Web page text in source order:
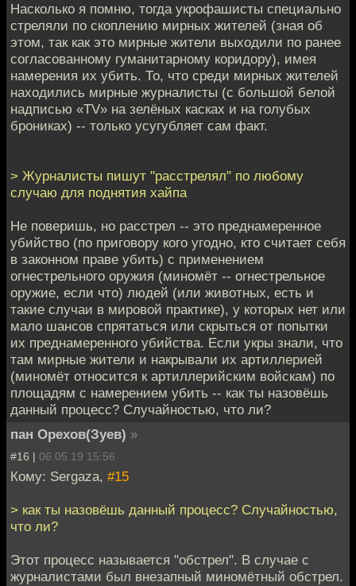
Насколько я помню, тогда укрофашисты специально
стреляли по скоплению мирных жителей (зная об
этом, так как это мирные жители выходили по ранее
согласованному гуманитарному коридору), имея
намерения их убить. То, что среди мирных жителей
находились мирные журналисты (с большой белой
надписью «TV» на зелёных касках и на голубых
брониках) -- только усугубляет сам факт.
> Журналисты пишут "расстрелял" по любому
случаю для поднятия хайпа
Не поверишь, но расстрел -- это преднамеренное
убийство (по приговору кого угодно, кто считает себя
в законном праве убить) с применением
огнестрельного оружия (миномёт -- огнестрельное
оружие, если что) людей (или животных, есть и
такие случаи в мировой практике), у которых нет или
мало шансов спрятаться или скрыться от попытки
их преднамеренного убийства. Если укры знали, что
там мирные жители и накрывали их артиллерией
(миномёт относится к артиллерийским войскам) по
площадям с намерением убить -- как ты назовёшь
данный процесс? Случайностью, что ли?
пан Орехов(Зуев) »
#16 | 06.05.19 15:56
Кому: Sergaza, #15
> как ты назовёшь данный процесс? Случайностью,
что ли?
Этот процесс называется "обстрел". В случае с
журналистами был внезапный миномётный обстрел.